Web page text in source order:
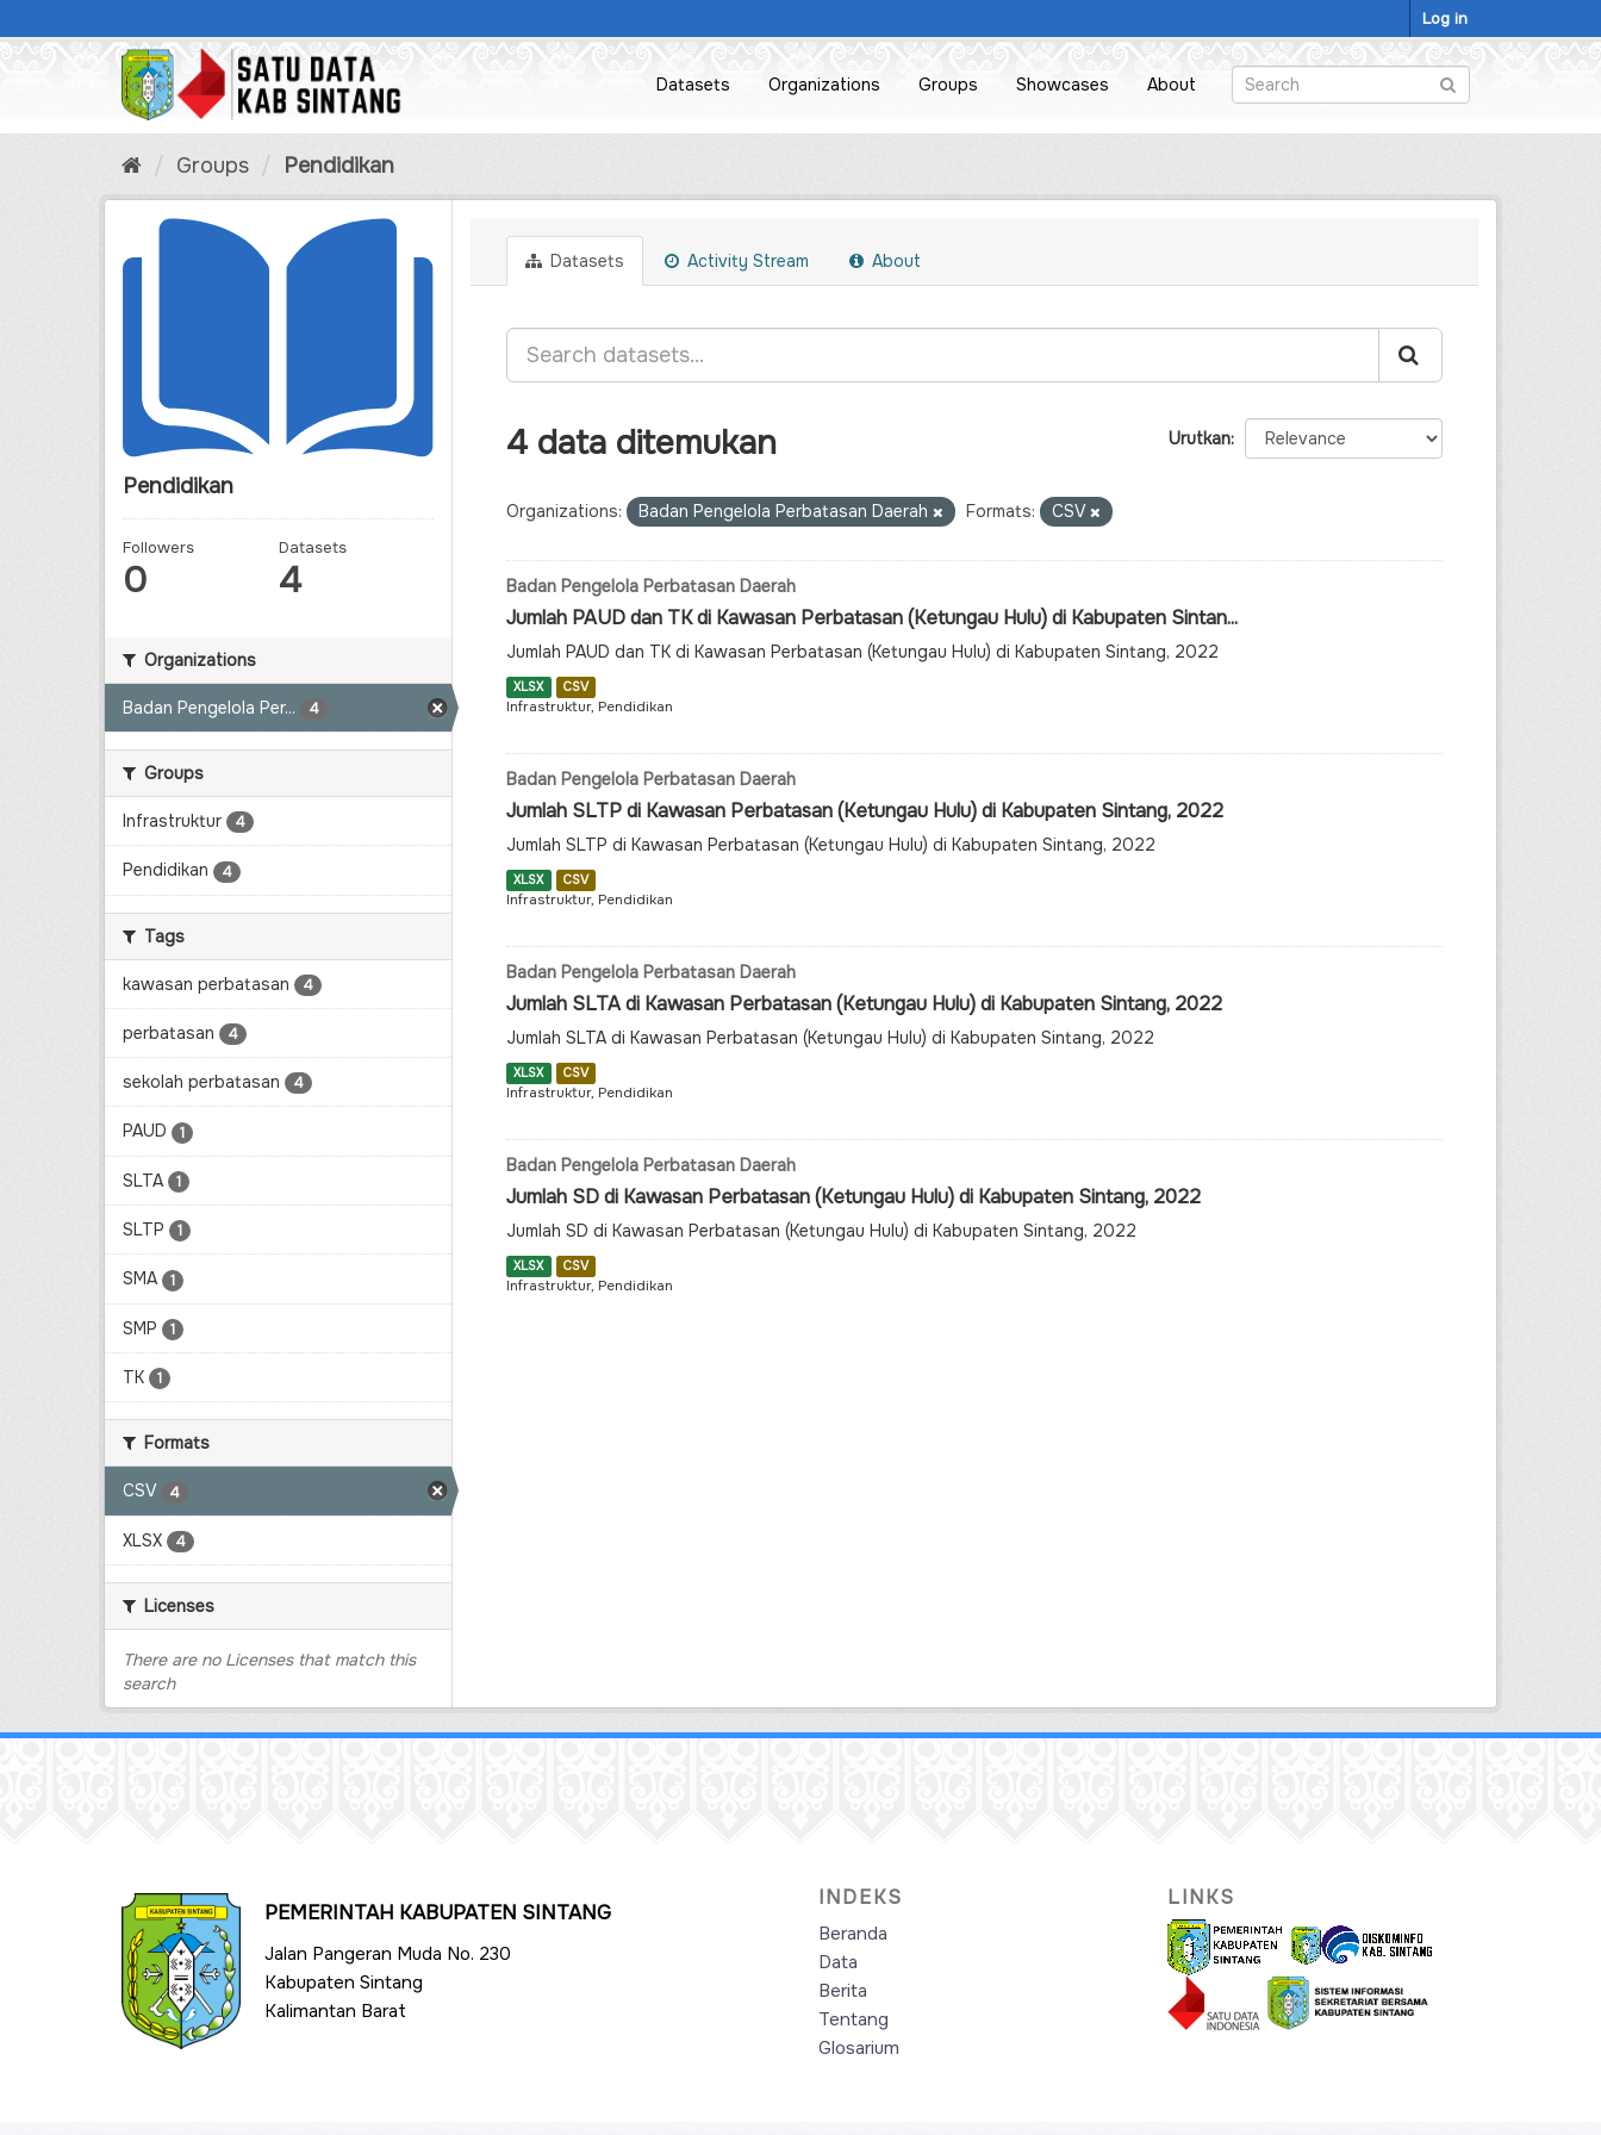
to
Log in
Datasets Organizations Groups Showcases About
Groups Pendidikan
Pendidikan
Followers
0
Datasets
4
Organizations
Badan Pengelola Per... 4
Groups
Infrastruktur 4
Pendidikan 4
Tags
kawasan perbatasan 4
perbatasan 4
sekolah perbatasan 4
PAUD 1
SLTA 1
SLTP 1
SMA 1
SMP 1
TK 1
Formats
CSV 4
XLSX 4
Licenses
There are no Licenses that match this
search
Datasets Activity Stream About
Urutkan
4 data ditemukan
Organizations: Badan Pengelola Perbatasan Daerah Formats: CSV
Badan Pengelola Perbatasan Daerah
Jumlah PAUD dan TK di Kawasan Perbatasan (Ketungau Hulu) di Kabupaten Sintan...
Jumlah PAUD dan TK di Kawasan Perbatasan (Ketungau Hulu) di Kabupaten Sintang, 2022
XLSX CSV
Infrastruktur, Pendidikan
Badan Pengelola Perbatasan Daerah
Jumlah SLTP di Kawasan Perbatasan (Ketungau Hulu) di Kabupaten Sintang, 2022
Jumlah SLTP di Kawasan Perbatasan (Ketungau Hulu) di Kabupaten Sintang, 2022
XLSX CSV
Infrastruktur, Pendidikan
Badan Pengelola Perbatasan Daerah
Jumlah SLTA di Kawasan Perbatasan (Ketungau Hulu) di Kabupaten Sintang, 2022
Jumlah SLTA di Kawasan Perbatasan (Ketungau Hulu) di Kabupaten Sintang, 2022
XLSX CSV
Infrastruktur, Pendidikan
Badan Pengelola Perbatasan Daerah
Jumlah SD di Kawasan Perbatasan (Ketungau Hulu) di Kabupaten Sintang, 2022
Jumlah SD di Kawasan Perbatasan (Ketungau Hulu) di Kabupaten Sintang, 2022
XLSX CSV
Infrastruktur, Pendidikan
PEMERINTAH KABUPATEN SINTANG
Jalan Pangeran Muda No. 230
Kabupaten Sintang
Kalimantan Barat
INDEKS
Beranda
Data
Berita
Tentang
Glosarium
LINKS